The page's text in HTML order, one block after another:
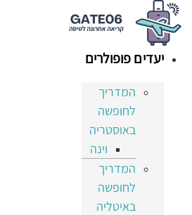
דלג
לתוכן
יעדים פופולרים
המדריך
לחופשה
באוסטריה
וינה
המדריך
לחופשה
באיטליה